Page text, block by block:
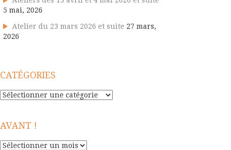
5 mai, 2026
Atelier du 23 mars 2026 et suite 27 mars,
2026
CATÉGORIES
Catégories
AVANT !
Avant